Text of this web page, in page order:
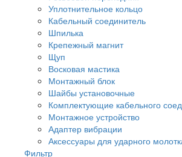
Уплотнительное кольцо
Кабельный соединитель
Шпилька
Крепежный магнит
Щуп
Восковая мастика
Монтажный блок
Шайбы установочные
Комплектующие кабельного
Монтажное устройство
Адаптер вибрации
Аксессуары для ударного
Фильтр